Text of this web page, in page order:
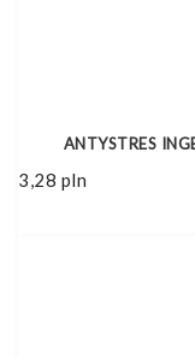
ANTYSTRES
3,28 pln